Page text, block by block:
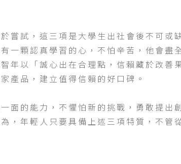
嘗試，這三項是大學生出社會後不可或
一顆認真學習的心，不怕辛苦，他會盡
年以「誠心出在合理點，信賴藏於改善
產品，建立值得信賴的好口碑。
面的能力，不懼怕新的挑戰，勇敢提出
，年輕人只要具備上述三項特質，不管